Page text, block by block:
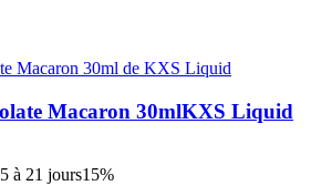
Macaron 30mlKXS Liquid
à 21 jours15%